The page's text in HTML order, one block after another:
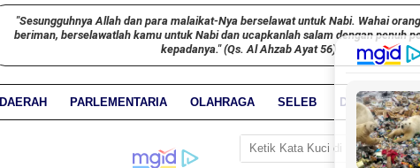
"Sesungguhnya Allah dan para malaikat-Nya berselawat untuk Nabi. Wahai
beriman, berselawatlah kamu untuk Nabi dan ucapkanlah salam dengan penuh
kepadanya." (Qs. Al Ahzab Ayat 56)
DAERAH PARLEMENTARIA OLAHRAGA SELEB DUNIA